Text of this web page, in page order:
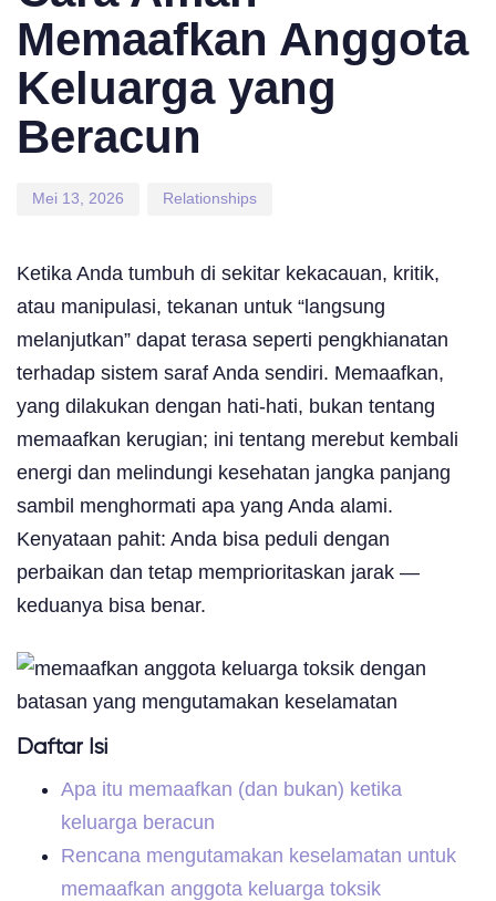
Memaafkan Anggota
Keluarga yang
Beracun
Mei 13, 2026 Relationships
Ketika Anda tumbuh di sekitar kekacauan, kritik,
atau manipulasi, tekanan untuk “langsung
melanjutkan” dapat terasa seperti pengkhianatan
terhadap sistem saraf Anda sendiri. Memaafkan,
yang dilakukan dengan hati-hati, bukan tentang
memaafkan kerugian; ini tentang merebut kembali
energi dan melindungi kesehatan jangka panjang
sambil menghormati apa yang Anda alami.
Kenyataan pahit: Anda bisa peduli dengan
perbaikan dan tetap memprioritaskan jarak —
keduanya bisa benar.
Daftar Isi
Apa itu memaafkan (dan bukan) ketika
keluarga beracun
Rencana mengutamakan keselamatan untuk
memaafkan anggota keluarga toksik